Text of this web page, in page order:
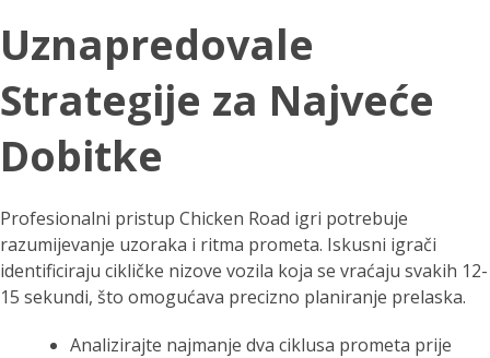
Uznapredovale
Strategije za Najveće
Dobitke
Profesionalni pristup Chicken Road igri potrebuje
razumijevanje uzoraka i ritma prometa. Iskusni igrači
identificiraju cikličke nizove vozila koja se vraćaju svakih 12-
15 sekundi, što omogućava precizno planiranje prelaska.
Analizirajte najmanje dva ciklusa prometa prije